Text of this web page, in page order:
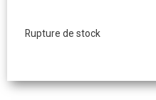
Rupture de stock